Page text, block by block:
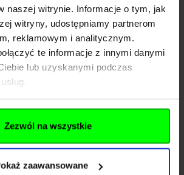
naszej witrynie. Informacje o tym, jak
witryny, udostępniamy partnerom
reklamowym i analitycznym.
te informacje z innymi danymi
lub uzyskanymi podczas
Zezwól na wszystkie
zaawansowane
AUS-8.
umożliwiający otwarcie noża
lock zapewnia